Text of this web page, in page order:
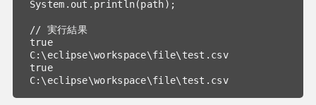
System.out.println(path);
// 実行結果
true
C:\eclipse\workspace\file\test.csv
true
C:\eclipse\workspace\file\test.csv